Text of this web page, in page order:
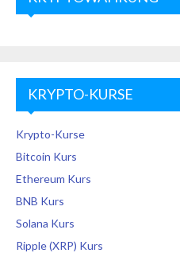
KRYPTO-KURSE
Krypto-Kurse
Bitcoin Kurs
Ethereum Kurs
BNB Kurs
Solana Kurs
Ripple (XRP) Kurs